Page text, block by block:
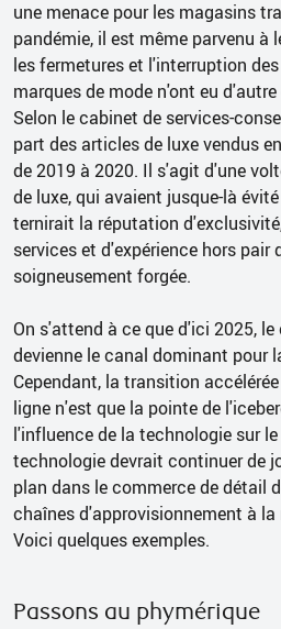
une menace pour les magasins
pandémie, il est même parvenu à
les fermetures et l'interruption
marques de mode n'ont eu
Selon le cabinet de services-
part des articles de luxe vendus
de 2019 à 2020. Il s'agit d'une
de luxe, qui avaient jusque-là
ternirait la réputation
services et d'expérience hors pair
soigneusement forgée.
On s'attend à ce que d'ici 2025,
devienne le canal dominant pour
Cependant, la transition
ligne n'est que la pointe de
l'influence de la technologie sur
technologie devrait continuer de
plan dans le commerce de détail
chaînes d'approvisionnement à
Voici quelques exemples.
Passons au phymérique